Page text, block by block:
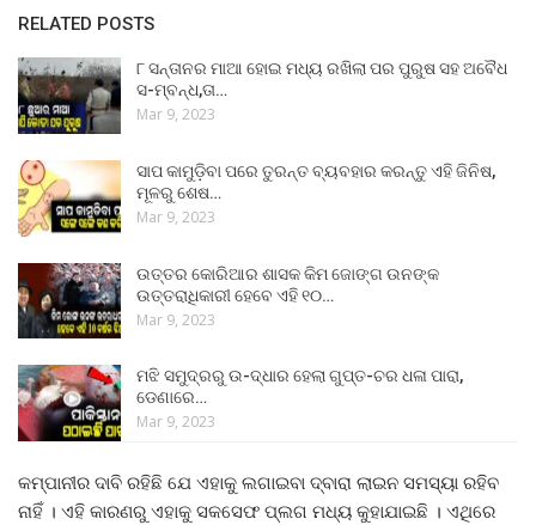
RELATED POSTS
୮ ସନ୍ତାନର ମାଆ ହୋଇ ମଧ୍ୟ ରଖିଲା ପର ପୁରୁଷ ସହ ଅବୈଧ
ସ-ମ୍ବନ୍ଧ,ତା…
Mar 9, 2023
ସାପ କାମୁଡ଼ିବା ପରେ ତୁରନ୍ତ ବ୍ୟବହାର କରନ୍ତୁ ଏହି ଜିନିଷ,
ମୂଳରୁ ଶେଷ…
Mar 9, 2023
ଉତ୍ତର କୋରିଆର ଶାସକ କିମ ଜୋଙ୍ଗ ଉନଙ୍କ
ଉତ୍ତରାଧିକାରୀ ହେବେ ଏହି ୧୦…
Mar 9, 2023
ମଝି ସମୁଦ୍ରରୁ ଉ-ଦ୍ଧାର ହେଲା ଗୁପ୍ତ-ଚର ଧଳା ପାରା,
ଡେଣାରେ…
Mar 9, 2023
କମ୍ପାନୀର ଦାବି ରହିଛି ଯେ ଏହାକୁ ଲଗାଇବା ଦ୍ବାରା ଲାଇନ ସମସ୍ୟା ରହିବ
ନାହିଁ । ଏହି କାରଣରୁ ଏହାକୁ ସକସେଫ ପ୍ଲଗ ମଧ୍ୟ କୁହାଯାଇଛି । ଏଥିରେ